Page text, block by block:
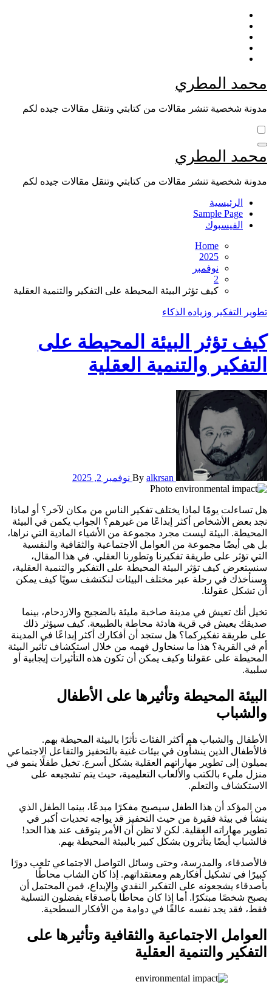
Skip
content
محمد المطري
مدونة شخصية تنشر مقالات من كتابتي وتنقل مقالات جيده لكم
محمد المطري
مدونة شخصية تنشر مقالات من كتابتي وتنقل مقالات جيده لكم
الرئيسية
Sample Page
الفيسبوك
Home
2025
نوفمبر
2
كيف تؤثر البيئة المحيطة على التفكير والتنمية العقلية
تطوير التفكير وزياده الذكاء
كيف تؤثر البيئة المحيطة على
التفكير والتنمية العقلية
By alkrsan نوفمبر 2, 2025
هل تساءلت يومًا لماذا يختلف تفكير الناس من مكان لآخر؟ أو لماذا
نجد بعض الأشخاص أكثر إبداعًا من غيرهم؟ الجواب يكمن في البيئة
المحيطة. البيئة ليست مجرد مجموعة من الأشياء المادية التي نراها،
بل هي أيضًا مجموعة من العوامل الاجتماعية والثقافية والنفسية
التي تؤثر على طريقة تفكيرنا وتطورنا العقلي. في هذا المقال،
سنستعرض كيف تؤثر البيئة المحيطة على التفكير والتنمية العقلية،
وسنأخذك في رحلة عبر مختلف البيئات لنكتشف سويًا كيف يمكن
أن تشكل عقولنا.
تخيل أنك تعيش في مدينة صاخبة مليئة بالضجيج والازدحام، بينما
صديقك يعيش في قرية هادئة محاطة بالطبيعة. كيف سيؤثر ذلك
على طريقة تفكيركما؟ هل ستجد أن أفكارك أكثر إبداعًا في المدينة
أم في القرية؟ هذا ما سنحاول فهمه من خلال استكشاف تأثير البيئة
المحيطة على عقولنا وكيف يمكن أن تكون هذه التأثيرات إيجابية أو
سلبية.
البيئة المحيطة وتأثيرها على الأطفال
والشباب
الأطفال والشباب هم أكثر الفئات تأثرًا بالبيئة المحيطة بهم.
فالأطفال الذين ينشأون في بيئات غنية بالتحفيز والتفاعل الاجتماعي
يميلون إلى تطوير مهاراتهم العقلية بشكل أسرع. تخيل طفلًا ينمو في
منزل مليء بالكتب والألعاب التعليمية، حيث يتم تشجيعه على
الاستكشاف والتعلم.
من المؤكد أن هذا الطفل سيصبح مفكرًا مبدعًا، بينما الطفل الذي
ينشأ في بيئة فقيرة من حيث التحفيز قد يواجه تحديات أكبر في
تطوير مهاراته العقلية. لكن لا تظن أن الأمر يتوقف عند هذا الحد!
فالشباب أيضًا يتأثرون بشكل كبير بالبيئة المحيطة بهم.
فالأصدقاء، والمدرسة، وحتى وسائل التواصل الاجتماعي تلعب دورًا
كبيرًا في تشكيل أفكارهم ومعتقداتهم. إذا كان الشاب محاطًا
بأصدقاء يشجعونه على التفكير النقدي والإبداع، فمن المحتمل أن
يصبح شخصًا مبتكرًا. أما إذا كان محاطًا بأصدقاء يفضلون التسلية
فقط، فقد يجد نفسه عالقًا في دوامة من الأفكار السطحية.
العوامل الاجتماعية والثقافية وتأثيرها على
التفكير والتنمية العقلية